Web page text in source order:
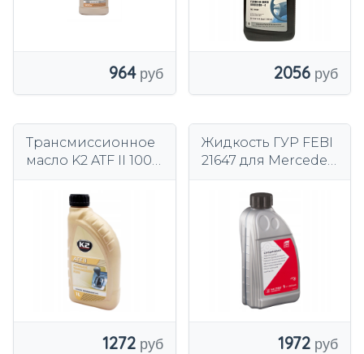
964 2056
Трансмиссионное
масло K2 ATF II 1000
1272
Жидкость ГУР FEBI
21647 для Mercedes
1972